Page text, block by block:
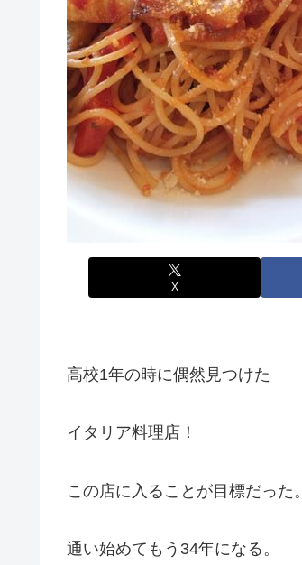
X
高校1年の時に偶然見つけた
イタリア料理店！
この店に入ることが目標だった。
通い始めてもう34年になる。